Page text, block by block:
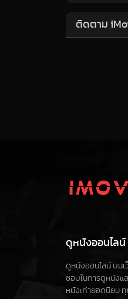
ติดตาม
ดูหนังออนไลน์
ดูหนังออนไลน์ บน
ชอบในการดูหนังแ
หนังเก่ายอดนิยม